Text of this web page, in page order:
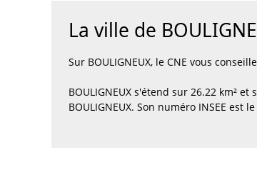
La ville de
Sur BOULIGNEUX, le CNE vous
BOULIGNEUX s'étend sur 26.22 km²
BOULIGNEUX. Son numéro INSEE est